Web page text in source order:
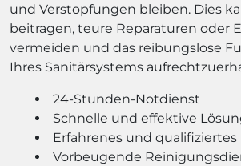
und Verstopfungen bleiben. Dies
beitragen, teure Reparaturen oder
vermeiden und das reibungslose
Ihres Sanitärsystems
24-Stunden-Notdienst
Schnelle und effektive
Erfahrenes und qualifiziertes
Vorbeugende